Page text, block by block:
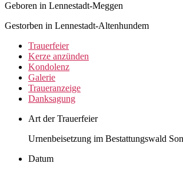
Geboren in Lennestadt-Meggen
Gestorben in Lennestadt-Altenhundem
Trauer­feier
Kerze anzünden
Kondo­lenz
Galerie
Trauer­anzeige
Dank­sagung
Art der Trauerfeier
Urnenbeisetzung im Bestattungswald
Datum